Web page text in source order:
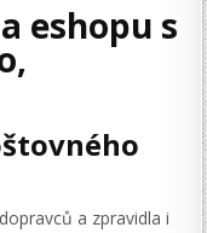
eshopu s
a zpravidla i